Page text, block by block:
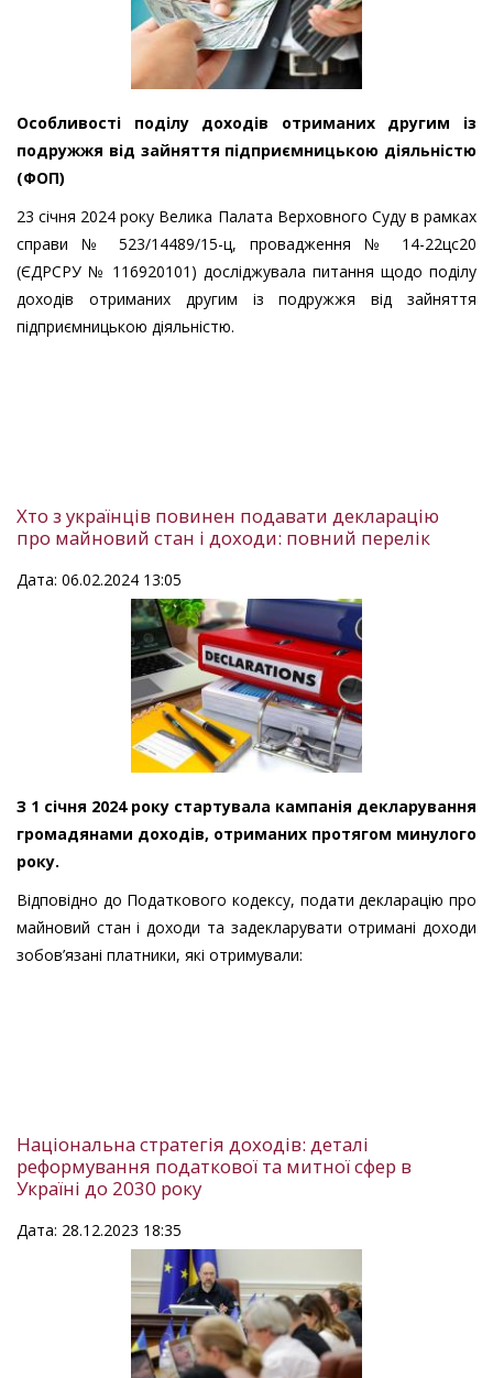
Особливості поділу доходів отриманих другим із
подружжя від зайняття підприємницькою діяльністю
(ФОП)
23 січня 2024 року Велика Палата Верховного Суду в рамках
справи № 523/14489/15-ц, провадження № 14-22цс20
(ЄДРСРУ № 116920101) досліджувала питання щодо поділу
доходів отриманих другим із подружжя від зайняття
підприємницькою діяльністю.
Хто з українців повинен подавати декларацію
про майновий стан і доходи: повний перелік
Дата: 06.02.2024 13:05
З 1 січня 2024 року стартувала кампанія декларування
громадянами доходів, отриманих протягом минулого
року.
Відповідно до Податкового кодексу, подати декларацію про
майновий стан і доходи та задекларувати отримані доходи
зобов’язані платники, які отримували:
Національна стратегія доходів: деталі
реформування податкової та митної сфер в
Україні до 2030 року
Дата: 28.12.2023 18:35